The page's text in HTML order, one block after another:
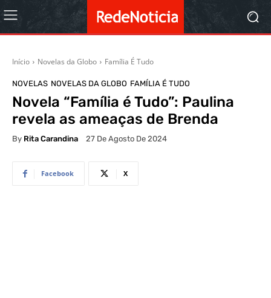
Início Novelas da Globo Família É Tudo
NOVELAS NOVELAS DA GLOBO FAMÍLIA É TUDO
Novela “Família é Tudo”: Paulina
revela as ameaças de Brenda
By Rita Carandina 27 De Agosto De 2024
Facebook X